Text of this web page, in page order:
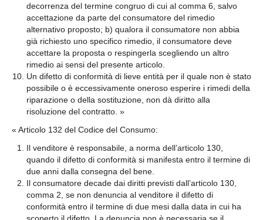
decorrenza del termine congruo di cui al comma 6, salvo
accettazione da parte del consumatore del rimedio
alternativo proposto; b) qualora il consumatore non abbia
già richiesto uno specifico rimedio, il consumatore deve
accettare la proposta o respingerla scegliendo un altro
rimedio ai sensi del presente articolo.
Un difetto di conformità di lieve entità per il quale non è stato
possibile o è eccessivamente oneroso esperire i rimedi della
riparazione o della sostituzione, non dà diritto alla
risoluzione del contratto. »
« Articolo 132 del Codice del Consumo:
Il venditore è responsabile, a norma dell’articolo 130,
quando il difetto di conformità si manifesta entro il termine di
due anni dalla consegna del bene.
Il consumatore decade dai diritti previsti dall’articolo 130,
comma 2, se non denuncia al venditore il difetto di
conformità entro il termine di due mesi dalla data in cui ha